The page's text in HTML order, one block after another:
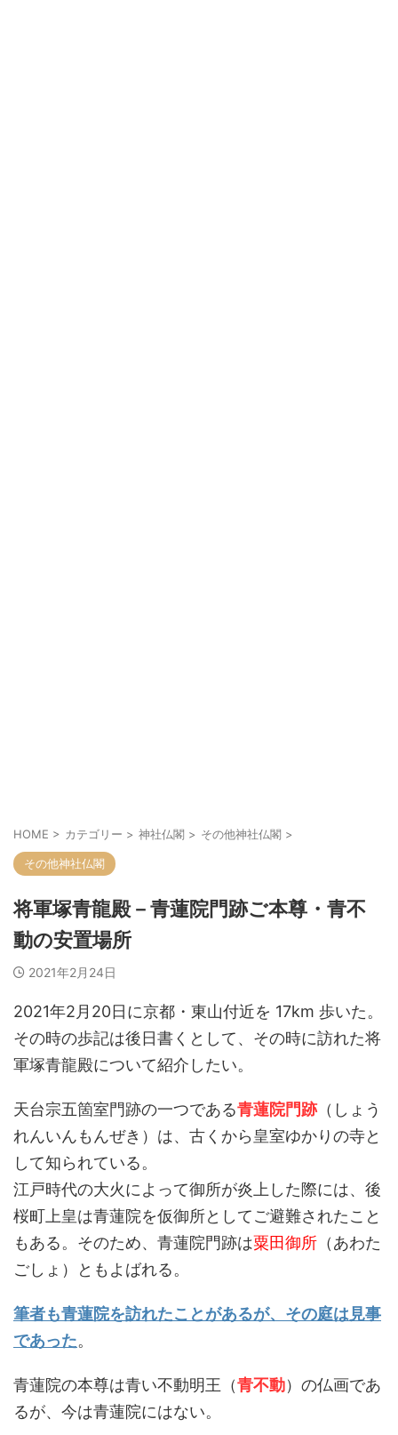
HOME > カテゴリー > 神社仏閣 > その他神社仏閣 >
その他神社仏閣
将軍塚青龍殿－青蓮院門跡ご本尊・青不
動の安置場所
2021年2月24日
2021年2月20日に京都・東山付近を 17km 歩いた。
その時の歩記は後日書くとして、その時に訪れた将
軍塚青龍殿について紹介したい。
天台宗五箇室門跡の一つである青蓮院門跡（しょう
れんいんもんぜき）は、古くから皇室ゆかりの寺と
して知られている。
江戸時代の大火によって御所が炎上した際には、後
桜町上皇は青蓮院を仮御所としてご避難されたこと
もある。そのため、青蓮院門跡は粟田御所 （あわた
ごしょ）ともよばれる。
筆者も青蓮院を訪れたことがあるが、その庭は見事
であった。
青蓮院の本尊は青い不動明王（青不動）の仏画であ
るが、今は青蓮院にはない。